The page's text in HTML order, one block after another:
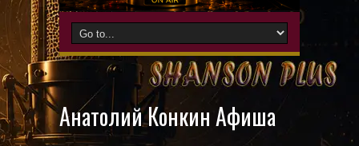
Анатолий Конкин Афиша